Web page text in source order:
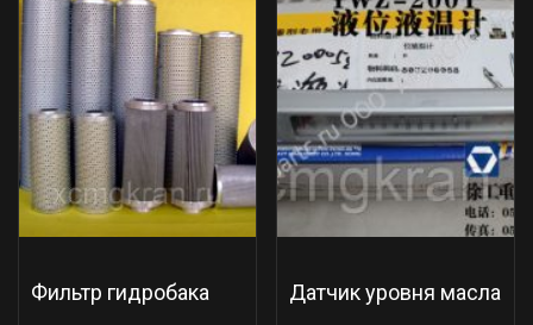
Фильтр гидробака
Датчик уровня масла